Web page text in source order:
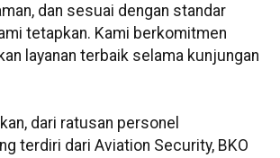
dan sesuai dengan standar
tetapkan. Kami berkomitmen
layanan terbaik selama kunjungan
dari ratusan personel
terdiri dari Aviation Security, BKO